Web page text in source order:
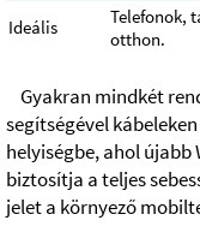
Ideális
Telefonok,
otthon.
Gyakran mindkét
segítségével
helyiségbe, ahol
biztosítja a teljes
jelet a környező